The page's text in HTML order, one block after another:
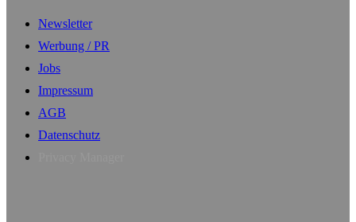
Newsletter
Werbung / PR
Jobs
Impressum
AGB
Datenschutz